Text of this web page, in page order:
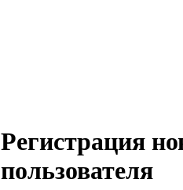
Регистрация
пользователя